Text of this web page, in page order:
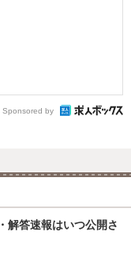
Sponsored by
解答速報はいつ公開さ